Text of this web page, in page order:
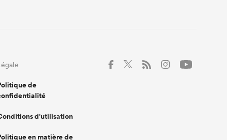
de
d'utilisation
en matière de